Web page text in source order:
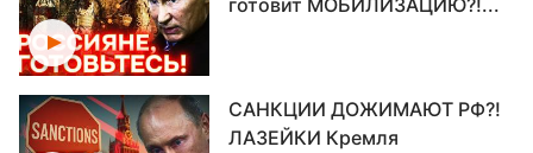
готовит МОБИЛИЗАЦИЮ?!...
САНКЦИИ ДОЖИМАЮТ РФ?!
ЛАЗЕЙКИ Кремля